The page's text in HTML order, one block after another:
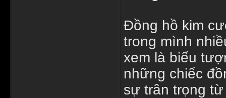
Đồng hồ kim
trong mình
xem là biểu
những chiếc
sự trân trọng